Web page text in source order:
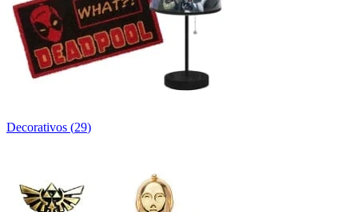
Decorativos (29)